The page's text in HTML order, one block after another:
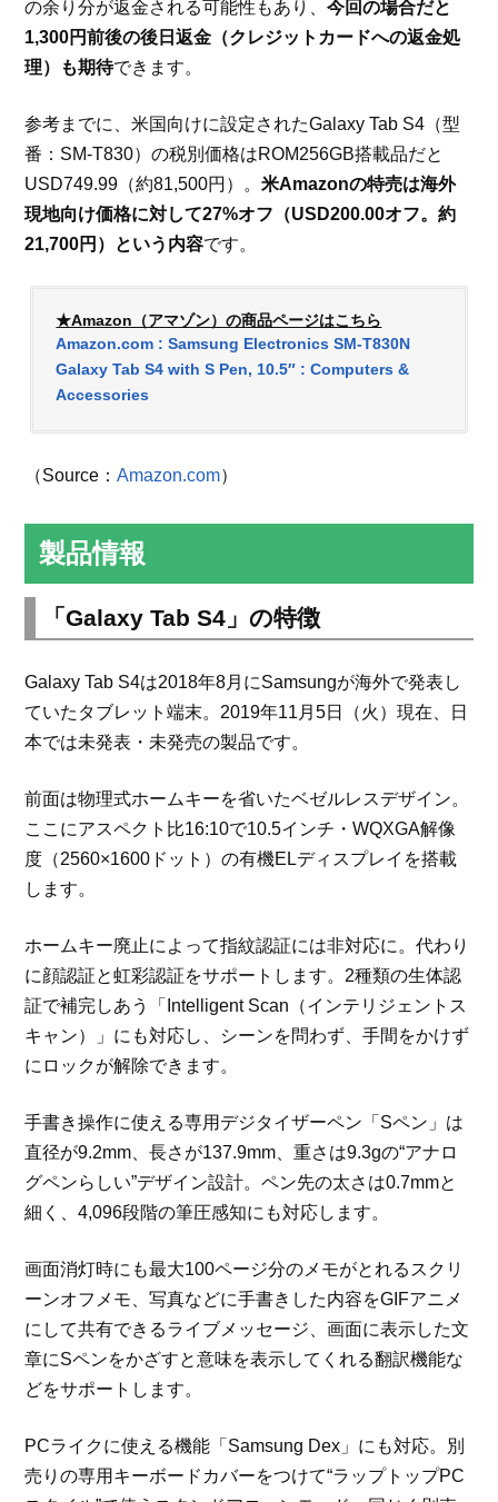
の余り分が返金される可能性もあり、今回の場合だと
1,300円前後の後日返金（クレジットカードへの返金処
理）も期待できます。
参考までに、米国向けに設定されたGalaxy Tab S4（型
番：SM-T830）の税別価格はROM256GB搭載品だと
USD749.99（約81,500円）。米Amazonの特売は海外
現地向け価格に対して27%オフ（USD200.00オフ。約
21,700円）という内容です。
★Amazon（アマゾン）の商品ページはこちら
Amazon.com : Samsung Electronics SM-T830N
Galaxy Tab S4 with S Pen, 10.5″ : Computers &
Accessories
（Source：Amazon.com）
製品情報
「Galaxy Tab S4」の特徴
Galaxy Tab S4は2018年8月にSamsungが海外で発表し
ていたタブレット端末。2019年11月5日（火）現在、日
本では未発表・未発売の製品です。
前面は物理式ホームキーを省いたベゼルレスデザイン。
ここにアスペクト比16:10で10.5インチ・WQXGA解像
度（2560×1600ドット）の有機ELディスプレイを搭載
します。
ホームキー廃止によって指紋認証には非対応に。代わり
に顔認証と虹彩認証をサポートします。2種類の生体認
証で補完しあう「Intelligent Scan（インテリジェントス
キャン）」にも対応し、シーンを問わず、手間をかけず
にロックが解除できます。
手書き操作に使える専用デジタイザーペン「Sペン」は
直径が9.2mm、長さが137.9mm、重さは9.3gの“アナロ
グペンらしい”デザイン設計。ペン先の太さは0.7mmと
細く、4,096段階の筆圧感知にも対応します。
画面消灯時にも最大100ページ分のメモがとれるスクリ
ーンオフメモ、写真などに手書きした内容をGIFアニメ
にして共有できるライブメッセージ、画面に表示した文
章にSペンをかざすと意味を表示してくれる翻訳機能な
どをサポートします。
PCライクに使える機能「Samsung Dex」にも対応。別
売りの専用キーボードカバーをつけて“ラップトップPC